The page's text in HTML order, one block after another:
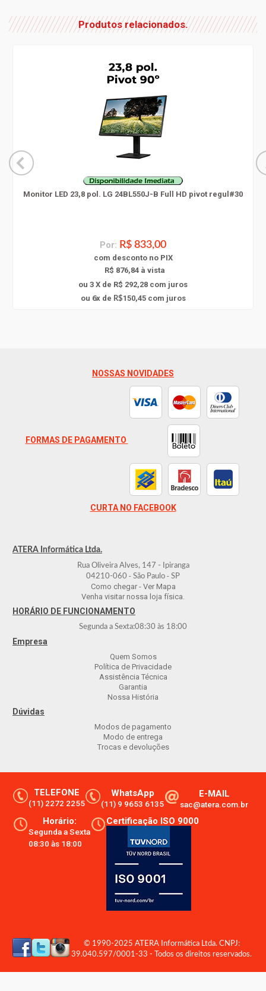
Produtos relacionados.
Monitor LED 23,8 pol. LG 24BL550J-B Full HD pivot regul#30
Por: R$ 833,00
com desconto no PIX
R$ 876,84 à vista
ou 3 X de R$ 292,28 com juros
ou 6x de R$150,45com juros
NOSSAS NOVIDADES
FORMAS DE PAGAMENTO
CURTA NO FACEBOOK
ATERA Informática Ltda.
Rua Oliveira Alves, 147 - Ipiranga
04210-060 - São Paulo - SP
Como chegar - Ver Mapa
Venha visitar nossa loja física.
HORÁRIO DE FUNCIONAMENTO
Segunda a Sexta:08:30 às 18:00
Empresa
Quem Somos
Política de Privacidade
Assistência Técnica
Garantia
Nossa História
Dúvidas
Modos de pagamento
Modo de entrega
Trocas e devoluções
TELEFONE
(11) 2272 2255
WhatsApp
(11) 9 9653 6135
E-MAIL
sac@atera.com.br
Horário:
Segunda a Sexta
08:30 às 18:00
Certificação ISO 9000
© 1990-2025 ATERA Informática Ltda. CNPJ:
39.040.597/0001-33 - Todos os direitos reservados.